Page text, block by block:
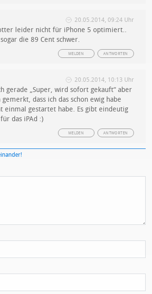
20.05.2014, 09:24 Uhr
leider nicht für iPhone 5 optimiert..
die 89 Cent schwer.
ANTWORTEN
MELDEN
20.05.2014, 10:13 Uhr
gerade „Super, wird sofort gekauft“ aber
dass ich das schon ewig habe
einmal gestartet habe. Es gibt eindeutig
das iPAd :)
ANTWORTEN
MELDEN